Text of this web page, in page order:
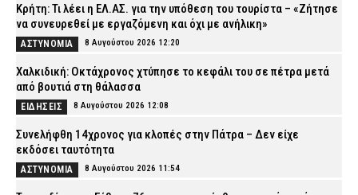
Κρήτη: Τι λέει η ΕΛ.ΑΣ. για την υπόθεση του τουρίστα – «Ζήτησε
να συνευρεθεί με εργαζόμενη και όχι με ανήλικη»
ΑΣΤΥΝΟΜΙΑ 8 Αυγούστου 2026 12:20
Χαλκιδική: Οκτάχρονος χτύπησε το κεφάλι του σε πέτρα μετά
από βουτιά στη θάλασσα
ΕΙΔΗΣΕΙΣ 8 Αυγούστου 2026 12:08
Συνελήφθη 14χρονος για κλοπές στην Πάτρα – Δεν είχε
εκδόσει ταυτότητα
ΑΣΤΥΝΟΜΙΑ 8 Αυγούστου 2026 11:54